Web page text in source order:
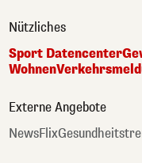
Nützliches
Sport Datencenter
Wohnen
Externe Angebote
NewsFlix